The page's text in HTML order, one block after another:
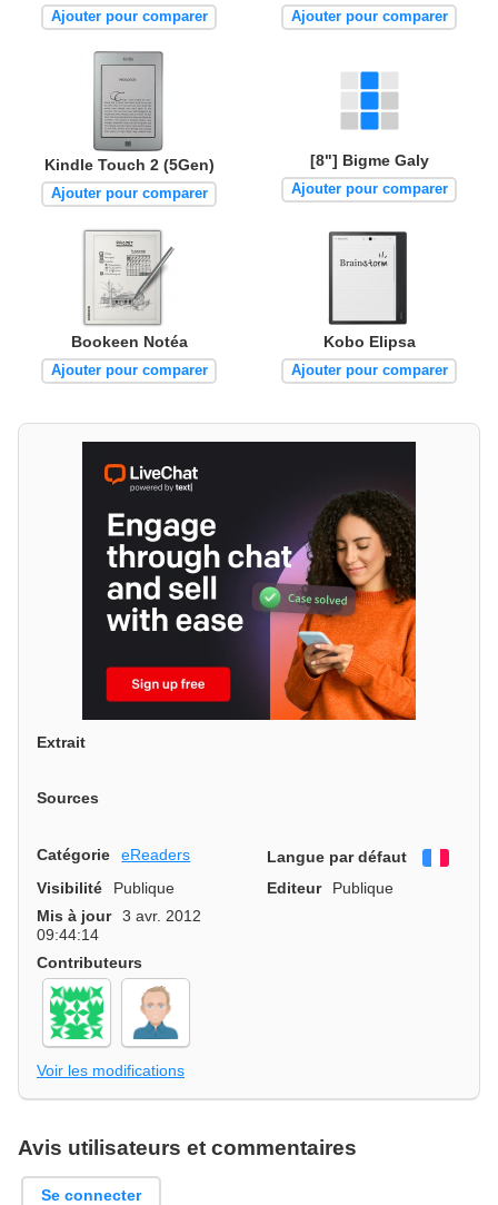
Ajouter pour comparer Ajouter pour comparer
Kindle Touch 2 (5Gen)
Ajouter pour comparer
[8"] Bigme Galy
Ajouter pour comparer
Bookeen Notéa
Ajouter pour comparer
Kobo Elipsa
Ajouter pour comparer
Extrait
Sources
Catégorie eReaders Langue par défaut
Visibilité
Publique Editeur
Publique
Mis à jour
3 avr. 2012
09:44:14
Contributeurs
Voir les modifications
Avis utilisateurs et commentaires
Se connecter